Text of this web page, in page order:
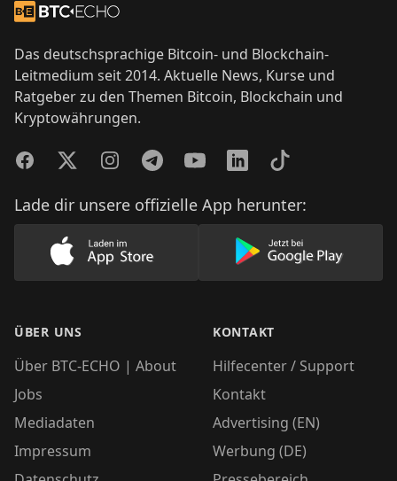
Zur Startseite
Das deutschsprachige Bitcoin- und Blockchain-
Leitmedium seit 2014. Aktuelle News, Kurse und
Ratgeber zu den Themen Bitcoin, Blockchain und
Kryptowährungen.
FacebookTwitterInstagramTelegramYouTubeLinkedInTikTok
Lade dir unsere offizielle App herunter:
Lade unsere App im AppStore herunter
Lade unsere
ÜBER UNS
Über BTC-ECHO | About
Jobs
Mediadaten
Impressum
KONTAKT
Hilfecenter / Support
Kontakt
Advertising (EN)
Werbung (DE)